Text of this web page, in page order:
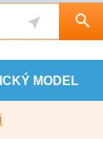
MODEL